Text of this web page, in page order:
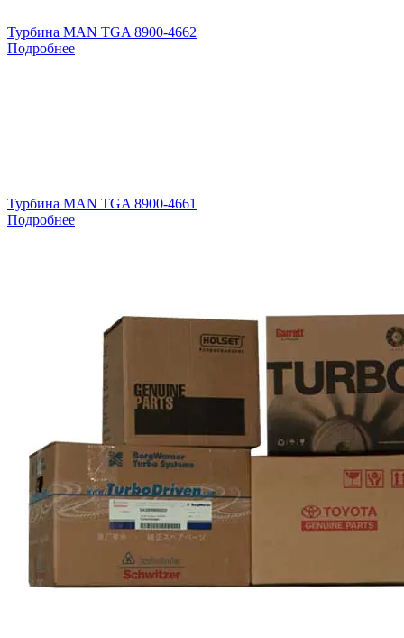
Турбина MAN TGA 8900-4662
Подробнее
Турбина MAN TGA 8900-4661
Подробнее